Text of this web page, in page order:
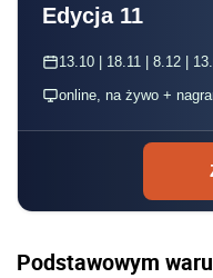
Edycja 11
13.10 | 18.11 | 8.12 |
online, na żywo +
Podstawowym